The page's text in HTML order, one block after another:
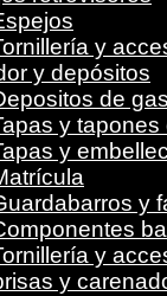
y
y depósitos
de
y tapones
y
y
y
y